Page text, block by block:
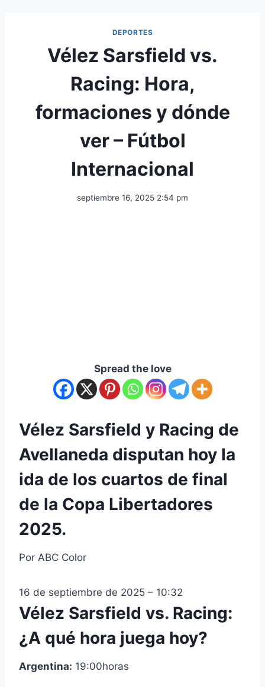
DEPORTES
Vélez Sarsfield vs.
Racing: Hora,
formaciones y dónde
ver – Fútbol
Internacional
septiembre 16, 2025 2:54 pm
Spread the love
Vélez Sarsfield y Racing de
Avellaneda disputan hoy la
ida de los cuartos de final
de la Copa Libertadores
2025.
Por ABC Color
16 de septiembre de 2025 – 10:32
Vélez Sarsfield vs. Racing:
¿A qué hora juega hoy?
Argentina: 19:00horas